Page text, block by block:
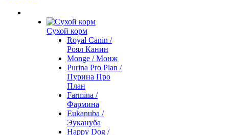
Сухой корм
Royal Canin /
Роял Канин
Monge / Монж
Purina Pro Plan /
Пурина Про
План
Farmina /
Фармина
Eukanuba /
Эукануба
Happy Dog /